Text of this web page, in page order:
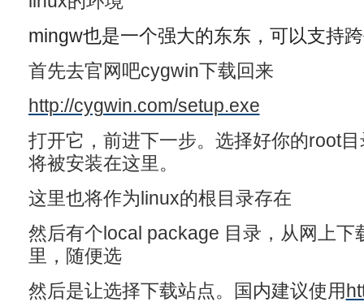
mingw也是一个强大的东东，可以支持
首先去官网吧cygwin下载回来
http://cygwin.com/setup.exe
打开它，前进下一步。选择好你的root
将被安装在这里。
这里也将作为linux的根目录存在
然后有个local package 目录，从网上下
里，随便选
然后是让选择下载站点。国内建议使用